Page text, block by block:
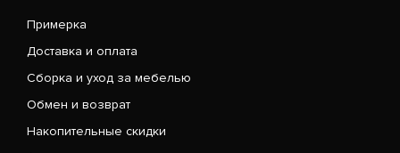
Примерка
Доставка и оплата
Сборка и уход за мебелью
Обмен и возврат
Накопительные скидки